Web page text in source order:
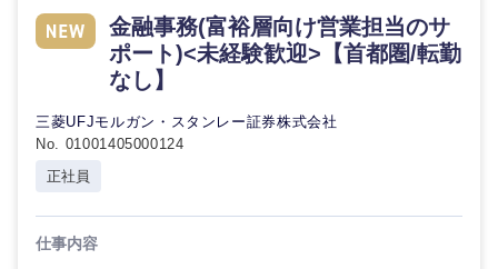
サービス
クリエイ
ティブ
コンサル
タント
その他企画業務
コンサルタント
技術職（IT）、Webサービス・制作、ゲーム
金融
建設・不動産
倉庫・運輸・物流
小売・通販・外食
上場企業
業
外資系企業
転勤なし
年間休日120日以
金融事務(富裕層向け営業担当のサ
ポート)<未経験歓迎>【首都圏/転勤
なし】
三菱UFJモルガン・スタンレー証券株式会社
No. 01001405000124
正社員
仕事内容